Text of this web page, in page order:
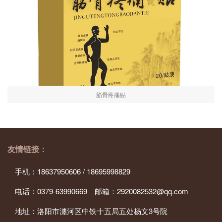
筋骨疼痛贴
友情链接：
手机：18637950606 / 18695998829
电话：0379-63990669 邮箱：2920082532@qq.com
地址：洛阳市瀍河区中铁十五局五处杨文3号院